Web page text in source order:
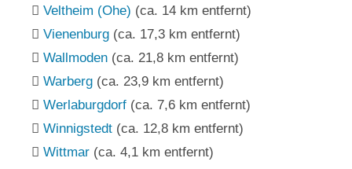
Veltheim (Ohe) (ca. 14 km entfernt)
Vienenburg (ca. 17,3 km entfernt)
Wallmoden (ca. 21,8 km entfernt)
Warberg (ca. 23,9 km entfernt)
Werlaburgdorf (ca. 7,6 km entfernt)
Winnigstedt (ca. 12,8 km entfernt)
Wittmar (ca. 4,1 km entfernt)